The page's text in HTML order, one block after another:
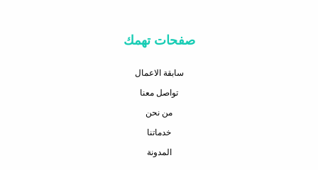
صفحات تهمك
سابقة الاعمال
تواصل معنا
من نحن
خدماتنا
المدونة